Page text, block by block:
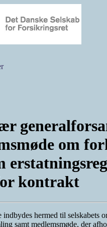
om
kontrakt
indbydes hermed til selskabets
samt medlemsmøde, der